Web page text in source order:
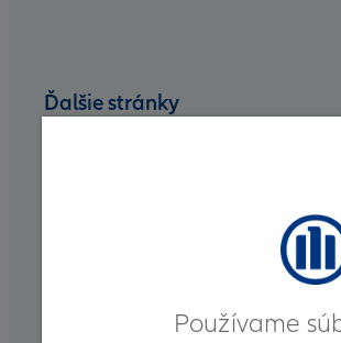
Ďalšie stránky
Používame